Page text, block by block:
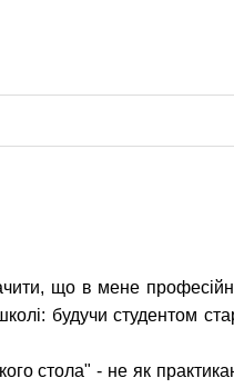
що в мене
будучи студентом
стола" - не як